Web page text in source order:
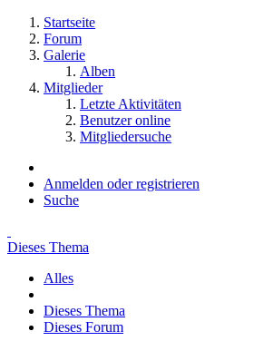
Startseite
Forum
Galerie
Alben
Mitglieder
Letzte Aktivitäten
Benutzer online
Mitgliedersuche
Anmelden oder registrieren
Suche
Dieses Thema
Alles
Dieses Thema
Dieses Forum